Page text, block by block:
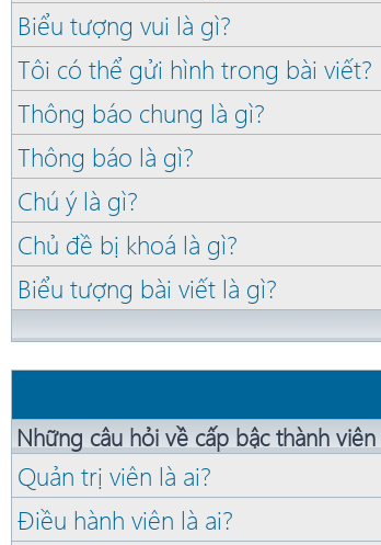
Biểu tượng vui là gì?
Tôi có thể gửi hình trong bài viết?
Thông báo chung là gì?
Thông báo là gì?
Chú ý là gì?
Chủ đề bị khoá là gì?
Biểu tượng bài viết là gì?
Những câu hỏi về cấp bậc thành
Quản trị viên là ai?
Điều hành viên là ai?